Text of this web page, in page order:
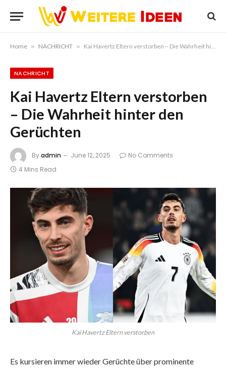
Home » NACHRICHT » Kai Havertz Eltern verstorben – Die Wahrheit hinter den Gerüchten
NACHRICHT
Kai Havertz Eltern verstorben
– Die Wahrheit hinter den
Gerüchten
Byadmin June 12, 2025
No Comments
4 Mins Read
Kai Havertz Eltern verstorben
Es kursieren immer wieder Gerüchte über prominente